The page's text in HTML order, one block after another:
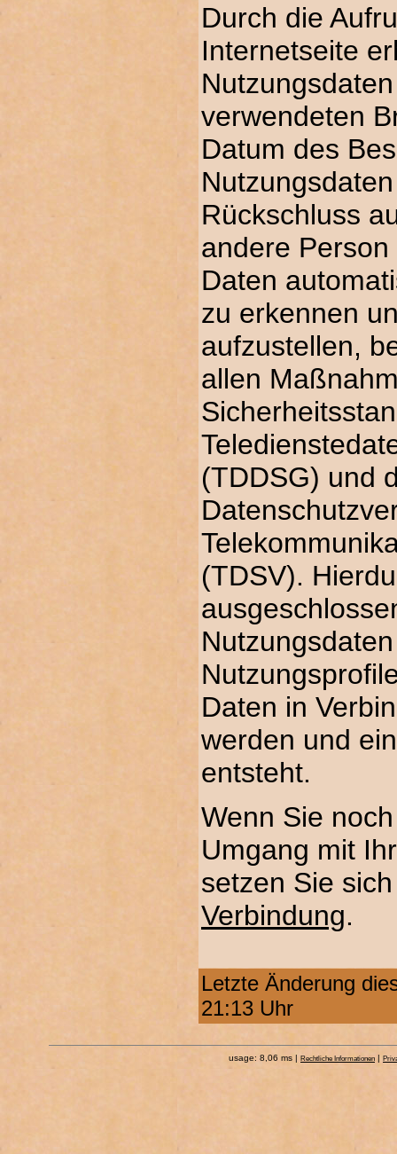
Durch die
Internetseite
verwendeten
Datum des
Rückschluss
andere
Daten
zu erkennen
aufzustellen,
allen
(TDDSG) und
(TDSV).
Daten in
werden und
entsteht.
Wenn Sie
Umgang mit
setzen Sie
Verbindung.
Letzte Änderung
21:13 Uhr
usage: 8,06 ms | Rechtliche Informationen |